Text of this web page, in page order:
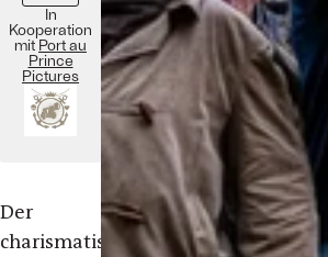
In
Kooperation
mitPort au
Prince
Pictures
Der
charismatische